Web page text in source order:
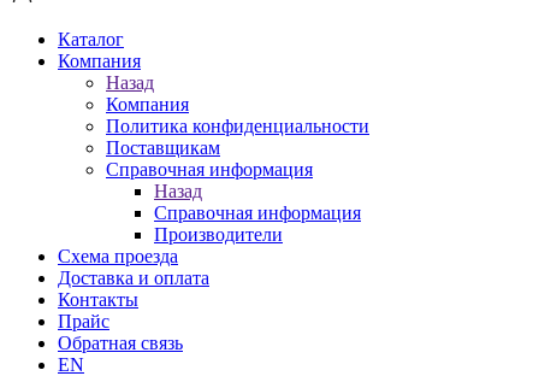
Каталог
Компания
Назад
Компания
Политика конфиденциальности
Поставщикам
Справочная информация
Назад
Справочная информация
Производители
Схема проезда
Доставка и оплата
Контакты
Прайс
Обратная связь
EN